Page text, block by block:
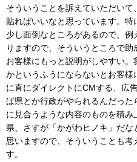
そういうことを訴えていただい
貼ればいいなと思っています。
少し面倒なところがあるので、
りますので、そういうところで
お客様にもっと説明がしやすい
かというふうにならないとお客
に直にダイレクトにCMする、広
ば県とか行政がやられるんだっ
に見合うような内容のものを積み
県、さすが「かがわヒノキ」だ
思いますので、そういうことも
す。